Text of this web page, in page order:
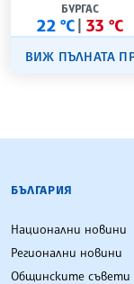
БУРГАС
22 °C 33 °C
ВИЖ ПЪЛНАТА
БЪЛГАРСКА
БЪЛГАРИЯ
Национални новини
Регионални новини
Общинските